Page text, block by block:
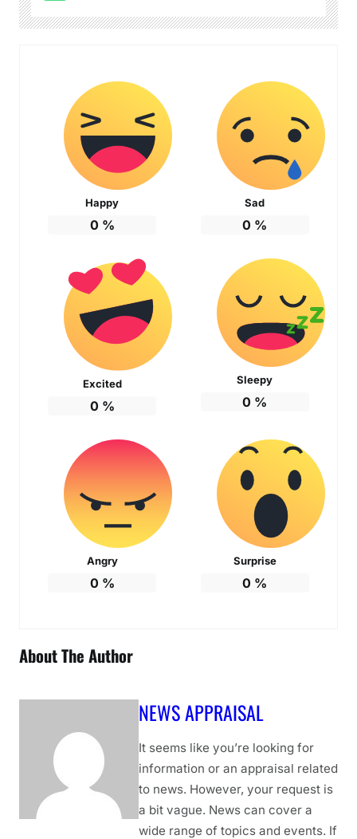
Happy
0 %
Sad
0 %
Excited
0 %
Sleepy
0 %
Angry
0 %
Surprise
0 %
About The Author
NEWS APPRAISAL
It seems like you’re looking for
information or an appraisal related
to news. However, your request is
a bit vague. News can cover a
wide range of topics and events. If